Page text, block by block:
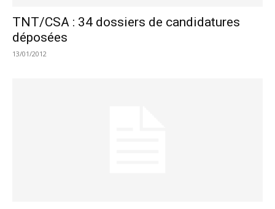
TNT/CSA : 34 dossiers de candidatures
déposées
13/01/2012